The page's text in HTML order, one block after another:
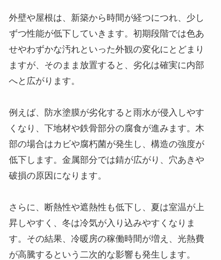
外壁や屋根は、新築から時間が経つにつれ、少し
ずつ性能が低下していきます。初期段階では色あ
せやわずかな汚れといった外観の変化にとどまり
ますが、そのまま放置すると、劣化は確実に内部
へと広がります。
例えば、防水塗膜が劣化すると雨水が侵入しやす
くなり、下地材や鉄骨部分の腐食が進みます。木
部の場合はカビや腐朽菌が発生し、構造の強度が
低下します。金属部分では錆が広がり、穴あきや
破損の原因になります。
さらに、断熱性や遮熱性も低下し、夏は室温が上
昇しやすく、冬は冷気が入り込みやすくなりま
す。その結果、冷暖房の稼働時間が増え、光熱費
が高騰するという二次的な影響も発生します。